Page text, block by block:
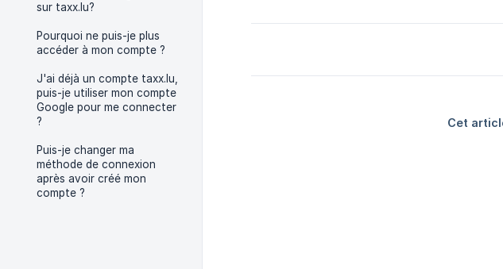
sur taxx.lu?
Pourquoi ne puis-je plus
accéder à mon compte ?
J'ai déjà un compte taxx.lu,
puis-je utiliser mon compte
Google pour me connecter
?
Puis-je changer ma
méthode de connexion
après avoir créé mon
compte ?
Cet